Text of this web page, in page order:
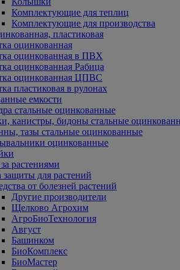
Комплектующие для теплиц
Комплектующие для производства
пластиковая
оцинкованная
оцинкованная в ПВХ
оцинкованная Рабица
оцинкованная ЦПВС
пластиковая в рулонах
емкости
стальные оцинкованные
канистры, бидоны стальные
тазы стальные оцинкованные
оцинкованные
растениями
защиты для растений
от болезней растений
Другие производители
Щелково Агрохим
АгроБиоТехнология
Август
Башинком
БиоКомплекс
БиоМастер